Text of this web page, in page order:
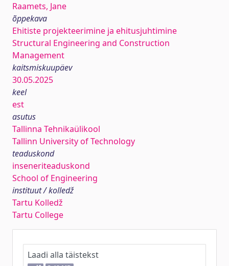
Raamets, Jane
õppekava
Ehitiste projekteerimine ja ehitusjuhtimine
Structural Engineering and Construction
Management
kaitsmiskuupäev
30.05.2025
keel
est
asutus
Tallinna Tehnikaülikool
Tallinn University of Technology
teaduskond
inseneriteaduskond
School of Engineering
instituut / kolledž
Tartu Kolledž
Tartu College
Laadi alla täistekst